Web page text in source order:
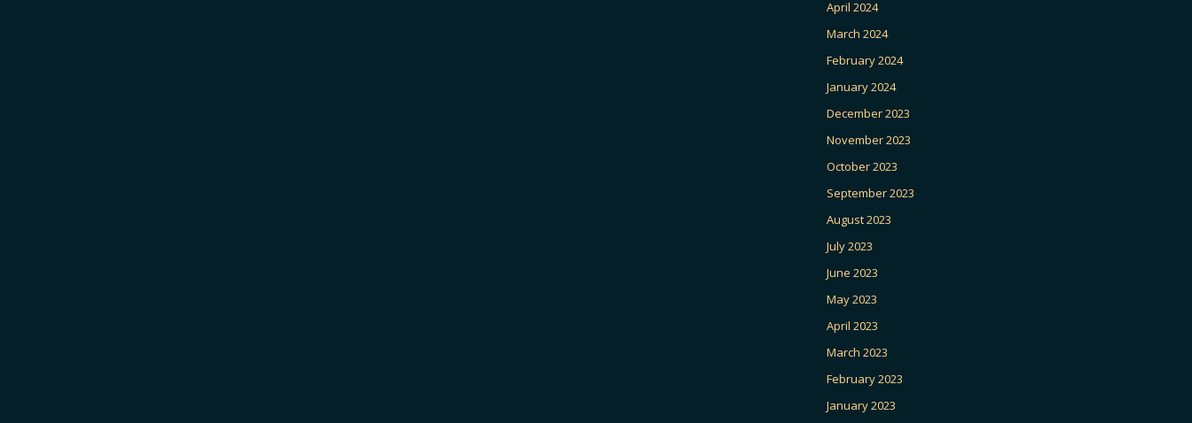
April 2024
March 2024
February 2024
January 2024
December 2023
November 2023
October 2023
September 2023
August 2023
July 2023
June 2023
May 2023
April 2023
March 2023
February 2023
January 2023